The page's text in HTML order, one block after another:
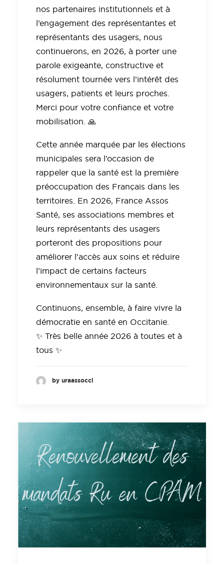
nos partenaires institutionnels et à
l’engagement des représentantes et
représentants des usagers, nous
continuerons, en 2026, à porter une
parole exigeante, constructive et
résolument tournée vers l’intérêt des
usagers, patients et leurs proches.
Merci pour votre confiance et votre
mobilisation. 🙏
Cette année marquée par les élections
municipales sera l’occasion de
rappeler que la santé est la première
préoccupation des Français dans les
territoires. En 2026, France Assos
Santé, ses associations membres et
leurs représentants des usagers
porteront des propositions pour
améliorer l’accès aux soins et réduire
l’impact de certains facteurs
environnementaux sur la santé.
Continuons, ensemble, à faire vivre la
démocratie en santé en Occitanie.
✨ Très belle année 2026 à toutes et à
tous ✨
by uraassocci